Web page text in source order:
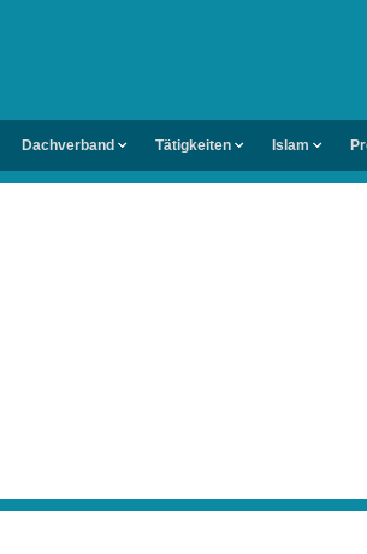
Dachverband Tätigkeiten Islam